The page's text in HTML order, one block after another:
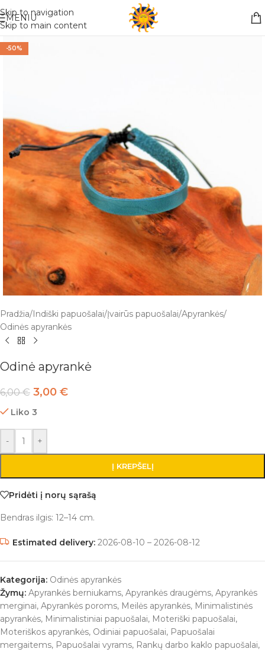
Skip to navigation
Skip to main content
Nemokamas pristatymas į paštomatą apsiperkant už 30€!!
MENIU
-50%
Pradžia/Indiški papuošalai/Įvairūs papuošalai/Apyrankės/
Odinės apyrankės
Odinė apyrankė
6,00€ 3,00 €
Liko 3
- +
Į KREPŠELĮ
Pridėti į norų sąrašą
Bendras ilgis: 12–14 cm.
Estimated delivery: 2026-08-10 – 2026-08-12
Kategorija: Odinės apyrankės
Žymų: Apyrankės berniukams, Apyrankės draugėms, Apyrankės
merginai, Apyrankės poroms, Meilės apyrankės, Minimalistinės
apyrankės, Minimalistiniai papuošalai, Moteriški papuošalai,
Moteriškos apyrankės, Odiniai papuošalai, Papuošalai
mergaitems, Papuošalai vyrams, Rankų darbo kaklo papuošalai,